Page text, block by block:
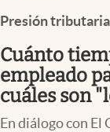
Mercados
Negocios
Columnistas
Presión tributaria
Cuánto
empleado
cuáles son
En diálogo con